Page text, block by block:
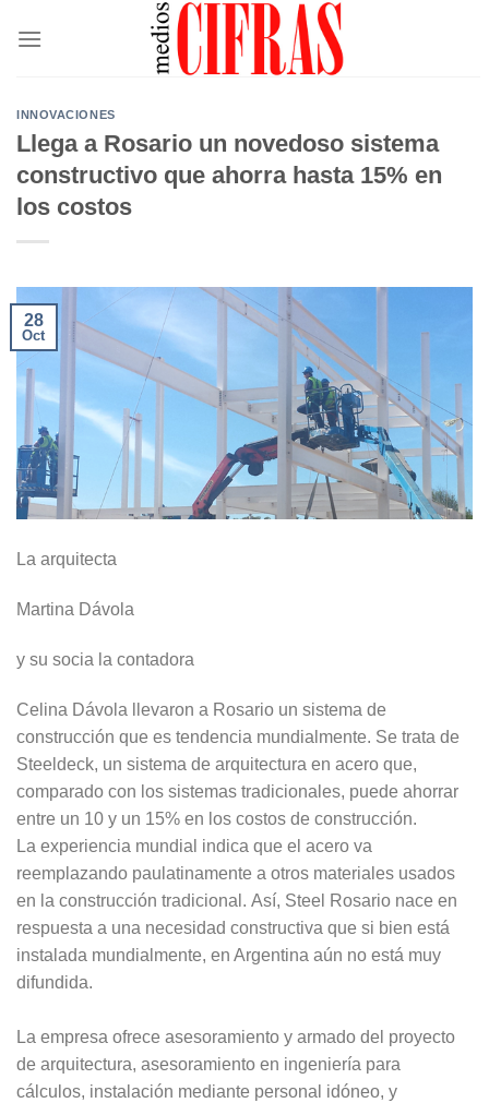
INNOVACIONES
Llega a Rosario un novedoso sistema
constructivo que ahorra hasta 15% en
los costos
28
Oct
La arquitecta
Martina Dávola
y su socia la contadora
Celina Dávola llevaron a Rosario un sistema de
construcción que es tendencia mundialmente. Se trata de
Steeldeck, un sistema de arquitectura en acero que,
comparado con los sistemas tradicionales, puede ahorrar
entre un 10 y un 15% en los costos de construcción.
La experiencia mundial indica que el acero va
reemplazando paulatinamente a otros materiales usados
en la construcción tradicional. Así, Steel Rosario nace en
respuesta a una necesidad constructiva que si bien está
instalada mundialmente, en Argentina aún no está muy
difundida.
La empresa ofrece asesoramiento y armado del proyecto
de arquitectura, asesoramiento en ingeniería para
cálculos, instalación mediante personal idóneo, y